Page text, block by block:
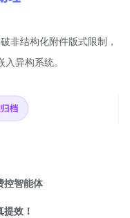
非结构化附件版式限制，
异构系统。
控智能体
效！